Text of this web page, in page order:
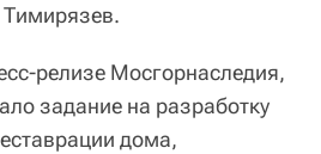
релизе Мосгорнаследия,
задание на разработку
дома,